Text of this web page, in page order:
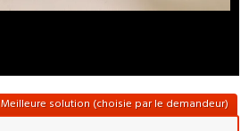
Meilleure solution (choisie par le demandeur)